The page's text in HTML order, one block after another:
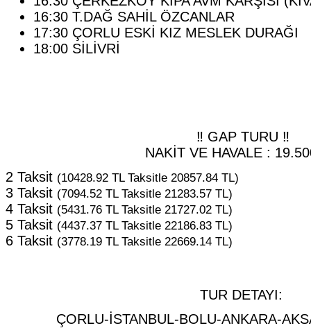
16:30 T.DAĞ SAHİL ÖZCANLAR
17:30 ÇORLU ESKİ KIZ MESLEK DURAĞI
18:00 SİLİVRİ
‼️ GAP TURU ‼️
NAKİT VE HAVALE :
2 Taksit (10428.92 TL Taksitle 20857.84 TL)
3 Taksit (7094.52 TL Taksitle 21283.57 TL)
4 Taksit (5431.76 TL Taksitle 21727.02 TL)
5 Taksit (4437.37 TL Taksitle 22186.83 TL)
6 Taksit (3778.19 TL Taksitle 22669.14 TL)
TUR DETAYI:
ÇORLU-İSTANBUL-BOLU-ANKARA-